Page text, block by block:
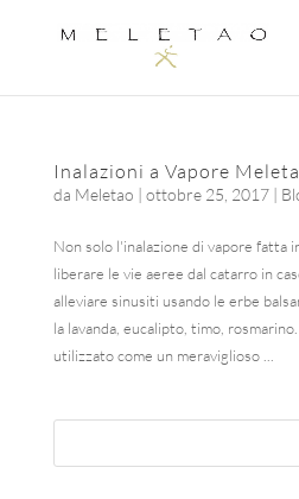
Inalazioni a Vapore
da Meletao | ottobre 25, 2017|
Non solo l'inalazione di vapore fatta
liberare le vie aeree dal catarro in
alleviare sinusiti usando le erbe
la lavanda, eucalipto, timo,
utilizzato come un meraviglioso ...